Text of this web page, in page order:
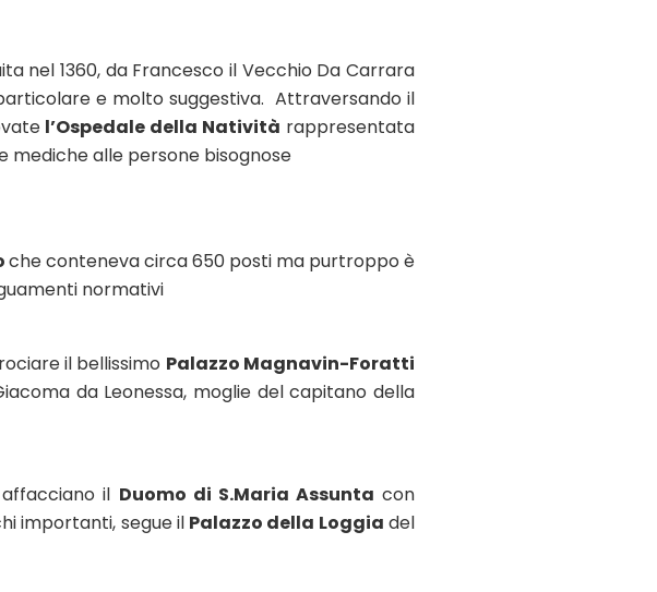
nel 1360, da Francesco il Vecchio Da Carrara
e molto suggestiva. Attraversando il
l’Ospedale della Natività rappresentata
mediche alle persone bisognose
che conteneva circa 650 posti ma purtroppo è
normativi
il bellissimo Palazzo Magnavin-Foratti
da Leonessa, moglie del capitano della
il Duomo di S.Maria Assunta con
importanti, segue il Palazzo della Loggia del